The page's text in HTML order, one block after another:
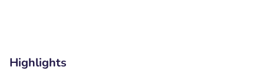
Highlights